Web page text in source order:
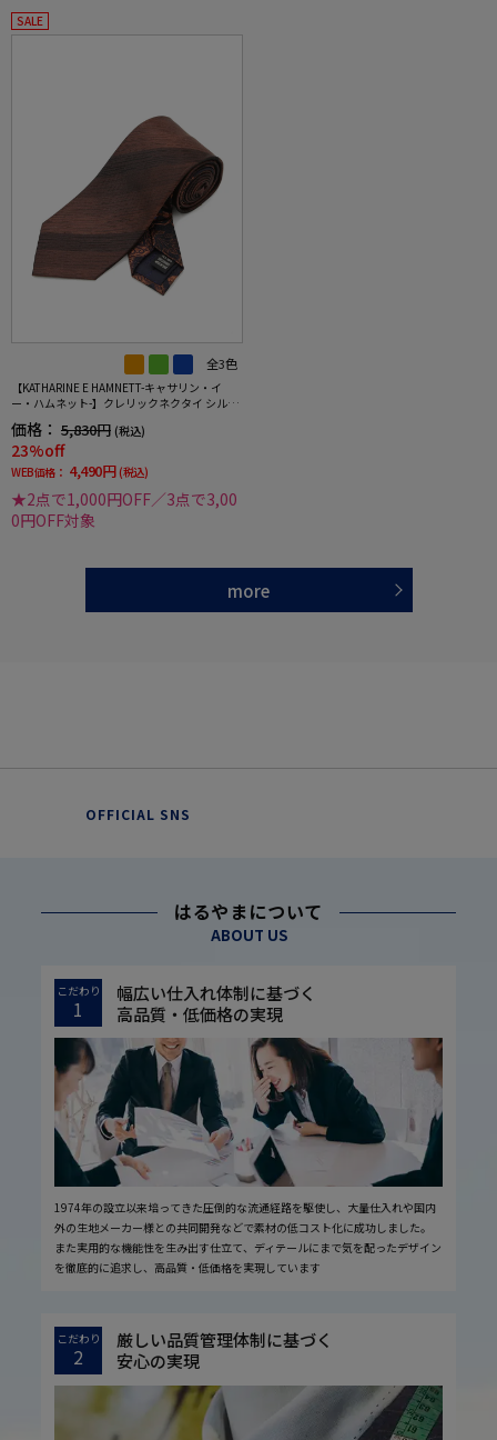
SALE
全3色
【KATHARINE E HAMNETT-キャサリン・イ
ー・ハムネット-】クレリックネクタイ シルク
100％ ストライプ×ペイズリー 秋冬
価格： 5,830円 (税込)
23%off
WEB価格： 4,490円 (税込)
★2点で1,000円OFF／3点で3,00
0円OFF対象
more
OFFICIAL SNS
はるやまについて
ABOUT US
こだわり
1
幅広い仕入れ体制に基づく
高品質・低価格の実現
1974年の設立以来培ってきた圧倒的な流通経路を駆使し、大量仕入れや国内
外の生地メーカー様との共同開発などで素材の低コスト化に成功しました。
また実用的な機能性を生み出す仕立て、ディテールにまで気を配ったデザイン
を徹底的に追求し、高品質・低価格を実現しています
こだわり
2
厳しい品質管理体制に基づく
安心の実現